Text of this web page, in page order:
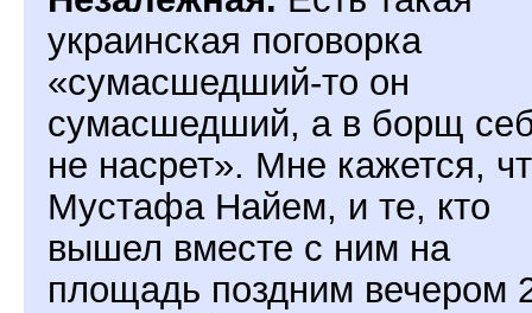
украинская поговорка
«сумасшедший-то он
сумасшедший, а в борщ
не насрет». Мне кажется,
Мустафа Найем, и те, кто
вышел вместе с ним на
площадь поздним вечером